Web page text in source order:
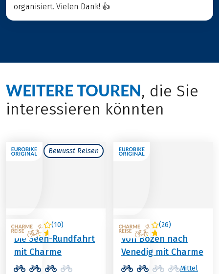
organisiert. Vielen Dank! 👍
WEITERE TOUREN, die Sie
interessieren könnten
Bewusst Reisen
(10)
ÖSTERREICH
Die Seen-Rundfahrt
mit Charme
(26)
ITALIEN
Von Bozen nach
Venedig mit Charme
Mittel